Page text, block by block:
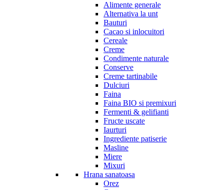
Alimente generale
Alternativa la unt
Bauturi
Cacao si inlocuitori
Cereale
Creme
Condimente naturale
Conserve
Creme tartinabile
Dulciuri
Faina
Faina BIO si premixuri
Fermenti & gelifianti
Fructe uscate
Iaurturi
Ingrediente patiserie
Masline
Miere
Mixuri
Hrana sanatoasa
Orez